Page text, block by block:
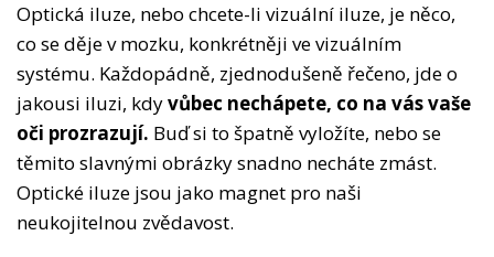
Optická iluze, nebo chcete-li vizuální iluze, je něco,
co se děje v mozku, konkrétněji ve vizuálním
systému. Každopádně, zjednodušeně řečeno, jde o
jakousi iluzi, kdyvůbec nechápete, co na vás vaše
oči prozrazují. Buď si to špatně vyložíte, nebo se
těmito slavnými obrázky snadno necháte zmást.
Optické iluze jsou jako magnet pro naši
neukojitelnou zvědavost.